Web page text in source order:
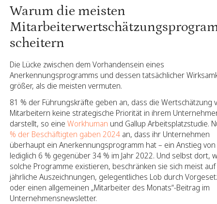
Warum die meisten
scheitern
Die Lücke zwischen dem Vorhandensein eines
Anerkennungsprogramms und dessen tatsächlicher
größer, als die meisten vermuten.
81 % der Führungskräfte geben an, dass die Wertschätzung
Mitarbeitern keine strategische Priorität in ihrem
darstellt, so eine Workhuman und Gallup Arbeitsplatzstudie.
% der Beschäftigten gaben 2024 an, dass ihr Unternehmen
überhaupt ein Anerkennungsprogramm hat – ein Anstieg von
lediglich 6 % gegenüber 34 % im Jahr 2022. Und selbst dort,
solche Programme existieren, beschränken sie sich meist auf
jährliche Auszeichnungen, gelegentliches Lob durch
oder einen allgemeinen „Mitarbeiter des Monats“-Beitrag im
Unternehmensnewsletter.